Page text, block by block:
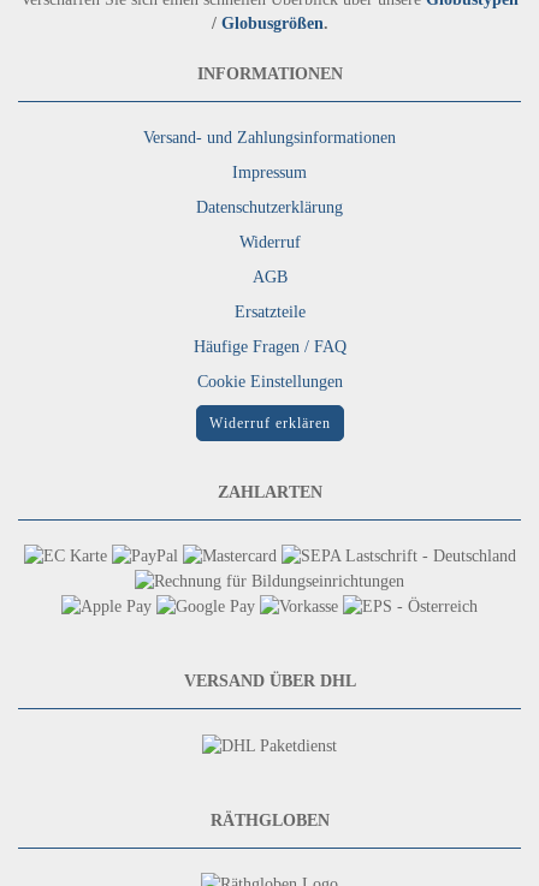
/ Globusgrößen.
INFORMATIONEN
Versand- und Zahlungsinformationen
Impressum
Datenschutzerklärung
Widerruf
AGB
Ersatzteile
Häufige Fragen / FAQ
Cookie Einstellungen
Widerruf erklären
ZAHLARTEN
VERSAND ÜBER DHL
RÄTHGLOBEN